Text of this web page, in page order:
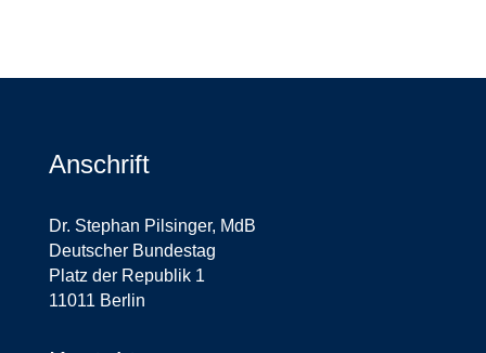
Anschrift
Dr. Stephan Pilsinger, MdB
Deutscher Bundestag
Platz der Republik 1
11011 Berlin